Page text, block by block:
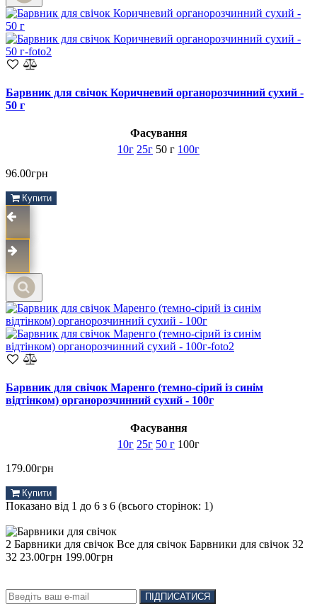
Барвник для свічок Коричневий органорозчинний сухий -
50 г
Фасування
10г 25г 50 г 100г
96.00грн
Купити
Барвник для свічок Маренго (темно-сірий із синім
відтінком) органорозчинний сухий - 100г
Фасування
10г 25г 50 г 100г
179.00грн
Купити
Показано від 1 до 6 з 6 (всього сторінок: 1)
2 Барвники для свічок Все для свічок Барвники для свічок 32
32 23.00грн 199.00грн
ПІДПИСАТИСЯ